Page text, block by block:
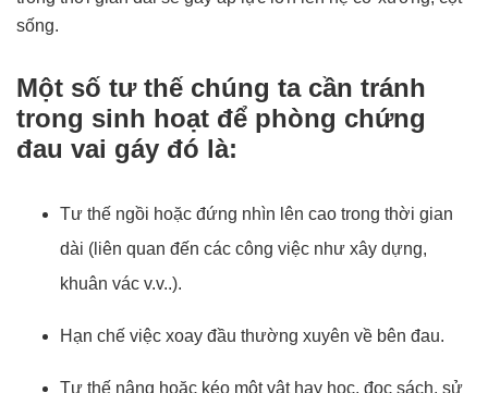
sống.
Một số tư thế chúng ta cần tránh
trong sinh hoạt để phòng chứng
đau vai gáy đó là:
Tư thế ngồi hoặc đứng nhìn lên cao trong thời gian
dài (liên quan đến các công việc như xây dựng,
khuân vác v.v..).
Hạn chế việc xoay đầu thường xuyên về bên đau.
Tư thế nâng hoặc kéo một vật hay học, đọc sách, sử